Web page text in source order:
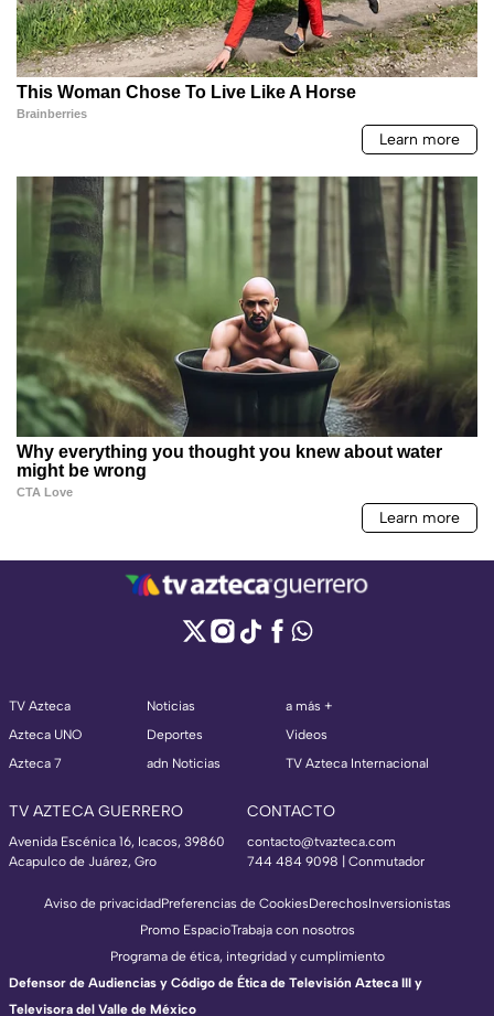
TV Azteca
Azteca UNO
Azteca 7
Noticias
Deportes
adn Noticias
a más +
Videos
TV Azteca Internacional
TV AZTECA GUERRERO
Avenida Escénica 16, Icacos, 39860
Acapulco de Juárez, Gro
CONTACTO
contacto@tvazteca.com
744 484 9098 | Conmutador
Aviso de privacidadPreferencias de CookiesDerechosInversionistas
Promo EspacioTrabaja con nosotros
Programa de ética, integridad y cumplimiento
Defensor de Audiencias y Código de Ética de Televisión Azteca III y
Televisora del Valle de México